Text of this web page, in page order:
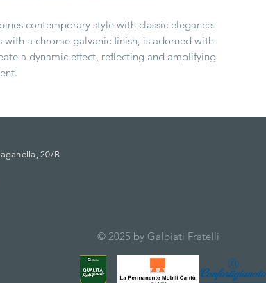
contemporary style with classic elegance.
with a chrome galvanic finish, is adorned with
a dynamic effect, reflecting and amplifying
20/B
© 2025 by Galbiati Fratelli